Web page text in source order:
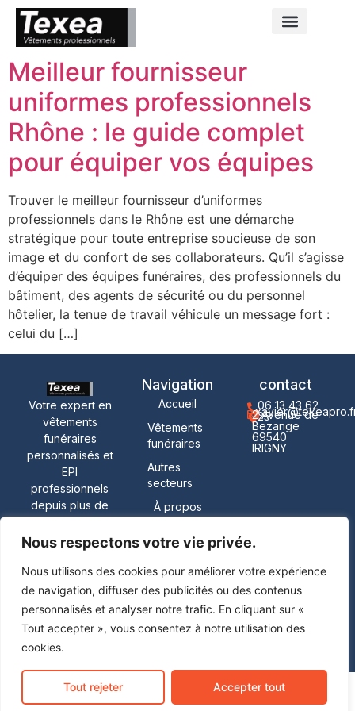
Nous respectons votre vie privée.
Nous utilisons des cookies pour améliorer votre expérience
de navigation, diffuser des publicités ou des contenus
personnalisés et analyser notre trafic. En cliquant sur «
Tout accepter », vous consentez à notre utilisation des
cookies.
Tout rejeter Accepter tout
Jour :
Meilleur fournisseur
uniformes professionnels
Rhône : le guide complet
pour équiper vos équipes
Trouver le meilleur fournisseur d’uniformes
professionnels dans le Rhône est une démarche
stratégique pour toute entreprise soucieuse de son
image et du confort de ses collaborateurs. Qu’il s’agisse
d’équiper des équipes funéraires, des professionnels du
bâtiment, des agents de sécurité ou du personnel
hôtelier, la tenue de travail véhicule un message fort :
celui du […]
Votre expert en
vêtements
funéraires
personnalisés et
EPI
professionnels
depuis plus de
Navigation
Accueil
Vêtements
funéraires
Autres
secteurs
À propos
contact
06 13 43 62
25
2 Avenue de
Bezange
69540
IRIGNY
© 2026 Texea Pro. Tous
droits réservés. Site réalisé
parAM Agency
Mentions légales
Politique de confidentialité